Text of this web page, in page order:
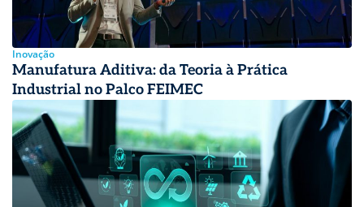
Inovação
Manufatura Aditiva: da Teoria à Prática
Industrial no Palco FEIMEC